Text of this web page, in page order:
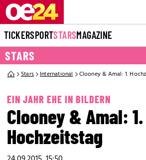
TICKERSPORTSTARSMAGAZINE
STARS
Stars International Clooney & Amal: 1.
EIN JAHR EHE IN BILDERN
Clooney & Amal: 1.
Hochzeitstag